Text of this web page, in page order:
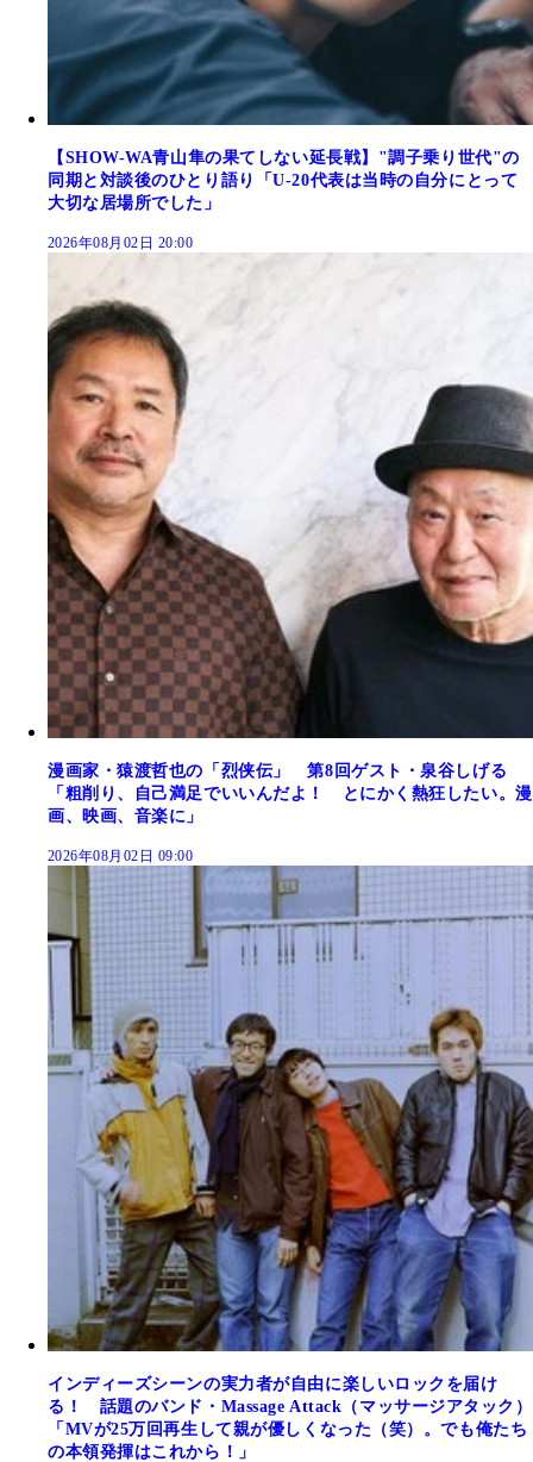
【SHOW-WA青山隼の果てしない延長戦】"調子乗り世代"の
同期と対談後のひとり語り「U-20代表は当時の自分にとって
大切な居場所でした」
2026年08月02日 20:00
漫画家・猿渡哲也の「烈侠伝」 第8回ゲスト・泉谷しげる
「粗削り、自己満足でいいんだよ！ とにかく熱狂したい。漫
画、映画、音楽に」
2026年08月02日 09:00
インディーズシーンの実力者が自由に楽しいロックを届け
る！ 話題のバンド・Massage Attack（マッサージアタック）
「MVが25万回再生して親が優しくなった（笑）。でも俺たち
の本領発揮はこれから！」